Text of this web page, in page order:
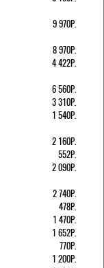
9 970Р.
8 970Р.
4 422Р.
6 560Р.
3 310Р.
1 540Р.
2 160Р.
552Р.
2 090Р.
2 740Р.
478Р.
1 470Р.
1 652Р.
770Р.
1 200Р.